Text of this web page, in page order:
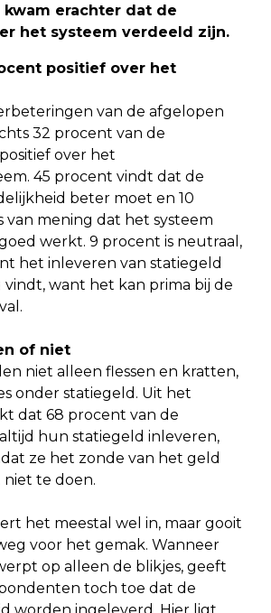
erachter dat de
het systeem verdeeld zijn.
positief over het
van de afgelopen
32 procent van de
over het
45 procent vindt dat de
beter moet en 10
van mening dat het systeem
werkt. 9 procent is neutraal,
het inleveren van statiegeld
want het kan prima bij de
of niet
niet alleen flessen en kratten,
onder statiegeld. Uit het
dat 68 procent van de
hun statiegeld inleveren,
ze het zonde van het geld
te doen.
het meestal wel in, maar gooit
voor het gemak. Wanneer
op alleen de blikjes, geeft
toch toe dat de
worden ingeleverd. Hier ligt